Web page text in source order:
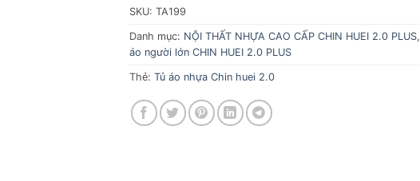
SKU: TA199
Danh mục: NỘI THẤT NHỰA CAO CẤP CHIN HUEI 2.0 PLUS,
áo người lớn CHIN HUEI 2.0 PLUS
Thẻ: Tủ áo nhựa Chin huei 2.0